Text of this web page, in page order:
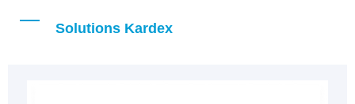
Solutions Kardex